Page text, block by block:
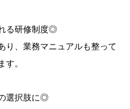
る研修制度◎
り、業務マニュアルも整って
す。
選択肢に◎